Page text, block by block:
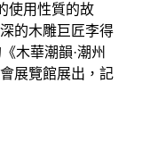
使用性質的故
的木雕巨匠李得
木華潮韻·潮州
展覽館展出，記